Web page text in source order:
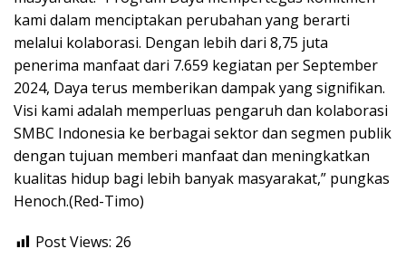
kami dalam menciptakan perubahan yang berarti
melalui kolaborasi. Dengan lebih dari 8,75 juta
penerima manfaat dari 7.659 kegiatan per September
2024, Daya terus memberikan dampak yang signifikan.
Visi kami adalah memperluas pengaruh dan kolaborasi
SMBC Indonesia ke berbagai sektor dan segmen publik
dengan tujuan memberi manfaat dan meningkatkan
kualitas hidup bagi lebih banyak masyarakat,” pungkas
Henoch.(Red-Timo)
Post Views: 26